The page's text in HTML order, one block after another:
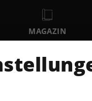
MAGAZIN
MI 13